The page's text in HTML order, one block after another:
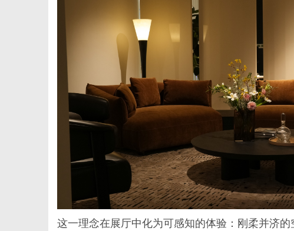
这一理念在展厅中化为可感知的体验：刚柔并济